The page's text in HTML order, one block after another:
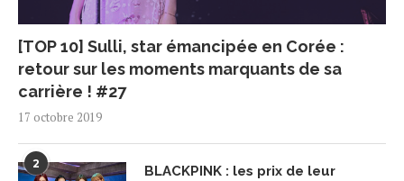
[TOP 10] Sulli, star émancipée en Corée :
retour sur les moments marquants de sa
carrière ! #27
17 octobre 2019
2
BLACKPINK : les prix de leur